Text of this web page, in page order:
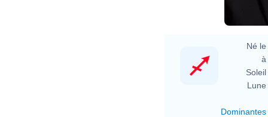
Né le
à
Soleil
Lune
Dominantes